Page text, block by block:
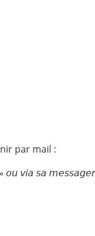
par mail :
𝘰𝘶 𝘷𝘪𝘢 𝘴𝘢